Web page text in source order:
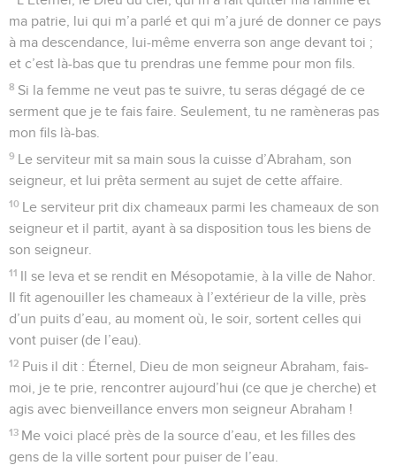
ma patrie, lui qui m’a parlé et qui m’a juré de donner ce pays
à ma descendance, lui-même enverra son ange devant toi ;
et c’est là-bas que tu prendras une femme pour mon fils.
8 Si la femme ne veut pas te suivre, tu seras dégagé de ce
serment que je te fais faire. Seulement, tu ne ramèneras pas
mon fils là-bas.
9 Le serviteur mit sa main sous la cuisse d’Abraham, son
seigneur, et lui prêta serment au sujet de cette affaire.
10 Le serviteur prit dix chameaux parmi les chameaux de son
seigneur et il partit, ayant à sa disposition tous les biens de
son seigneur.
11 Il se leva et se rendit en Mésopotamie, à la ville de Nahor.
Il fit agenouiller les chameaux à l’extérieur de la ville, près
d’un puits d’eau, au moment où, le soir, sortent celles qui
vont puiser (de l’eau).
12 Puis il dit : Éternel, Dieu de mon seigneur Abraham, fais-
moi, je te prie, rencontrer aujourd’hui (ce que je cherche) et
agis avec bienveillance envers mon seigneur Abraham !
13 Me voici placé près de la source d’eau, et les filles des
gens de la ville sortent pour puiser de l’eau.